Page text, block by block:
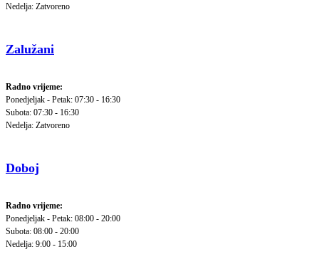
Nedelja: Zatvoreno
Zalužani
Radno vrijeme:
Ponedjeljak - Petak: 07:30 - 16:30
Subota: 07:30 - 16:30
Nedelja: Zatvoreno
Doboj
Radno vrijeme:
Ponedjeljak - Petak: 08:00 - 20:00
Subota: 08:00 - 20:00
Nedelja: 9:00 - 15:00